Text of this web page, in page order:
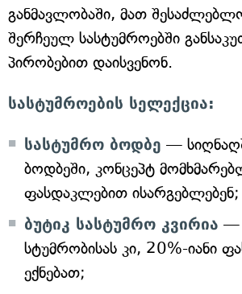
განმავლობაში, მათ
შერჩეულ სასტუმროებში
პირობებით დაისვენონ.
სასტუმროების სელექცია:
სასტუმრო ბოდბე —
ბოდბეში, კონცეპტ
ფასდაკლებით ისარგებლებენ;
ბუტიკ სასტუმრო კვირია —
სტუმრობისას კი, 20%-იანი
ექნებათ;